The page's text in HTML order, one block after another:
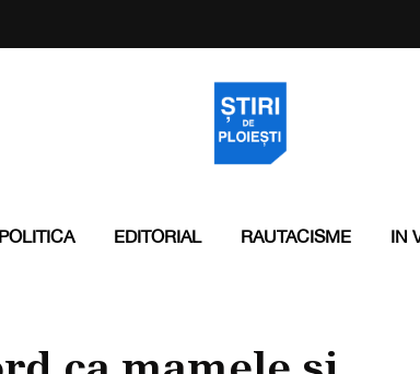
POLITICA EDITORIAL RAUTACISME IN